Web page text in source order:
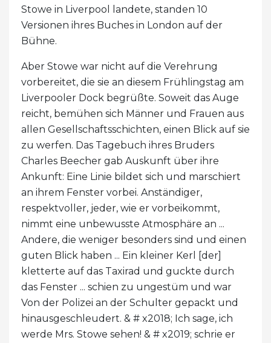
Stowe in Liverpool landete, standen 10
Versionen ihres Buches in London auf der
Bühne.
Aber Stowe war nicht auf die Verehrung
vorbereitet, die sie an diesem Frühlingstag am
Liverpooler Dock begrüßte. Soweit das Auge
reicht, bemühen sich Männer und Frauen aus
allen Gesellschaftsschichten, einen Blick auf sie
zu werfen. Das Tagebuch ihres Bruders
Charles Beecher gab Auskunft über ihre
Ankunft: Eine Linie bildet sich und marschiert
an ihrem Fenster vorbei. Anständiger,
respektvoller, jeder, wie er vorbeikommt,
nimmt eine unbewusste Atmosphäre an ...
Andere, die weniger besonders sind und einen
guten Blick haben ... Ein kleiner Kerl [der]
kletterte auf das Taxirad und guckte durch
das Fenster ... schien zu ungestüm und war
Von der Polizei an der Schulter gepackt und
hinausgeschleudert. & # x2018; Ich sage, ich
werde Mrs. Stowe sehen! & # x2019; schrie er